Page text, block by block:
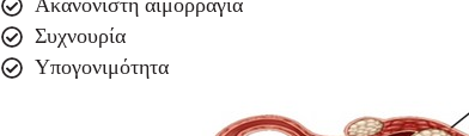
Συχνουρία
Υπογονιμότητα